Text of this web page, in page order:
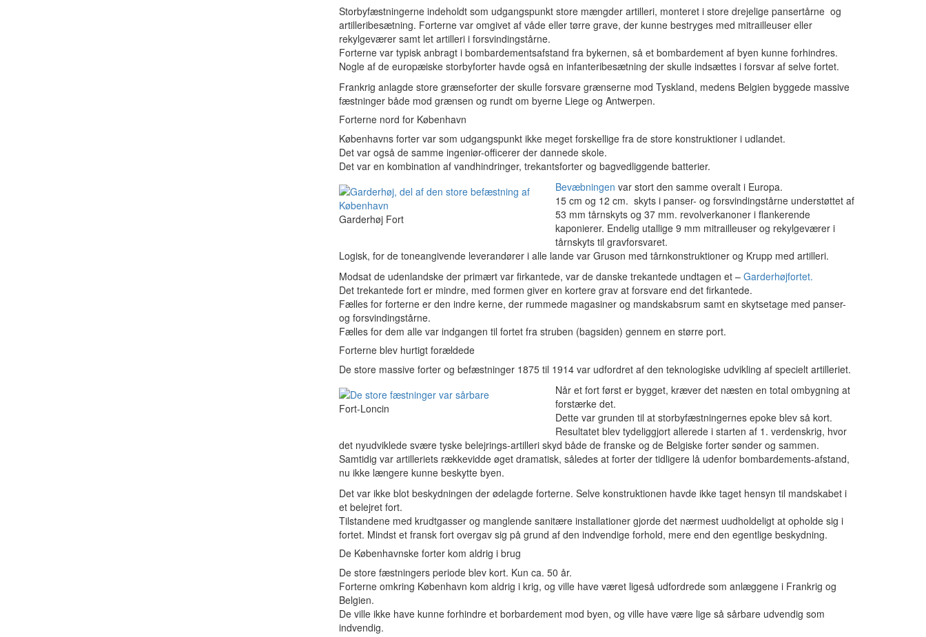
Storbyfæstningerne indeholdt som udgangspunkt store mængder artilleri, monteret i store drejelige pansertårne og
artilleribesætning. Forterne var omgivet af våde eller tørre grave, der kunne bestryges med mitrailleuser eller
rekylgeværer samt let artilleri i forsvindingstårne.
Forterne var typisk anbragt i bombardementsafstand fra bykernen, så et bombardement af byen kunne forhindres.
Nogle af de europæiske storbyforter havde også en infanteribesætning der skulle indsættes i forsvar af selve fortet.
Frankrig anlagde store grænseforter der skulle forsvare grænserne mod Tyskland, medens Belgien byggede massive
fæstninger både mod grænsen og rundt om byerne Liege og Antwerpen.
Forterne nord for København
Københavns forter var som udgangspunkt ikke meget forskellige fra de store konstruktioner i udlandet.
Det var også de samme ingeniør-officerer der dannede skole.
Det var en kombination af vandhindringer, trekantsforter og bagvedliggende batterier.
Garderhøj Fort
Bevæbningen var stort den samme overalt i Europa.
15 cm og 12 cm. skyts i panser- og forsvindingstårne understøttet af
53 mm tårnskyts og 37 mm. revolverkanoner i flankerende
kaponierer. Endelig utallige 9 mm mitrailleuser og rekylgeværer i
tårnskyts til gravforsvaret.
Logisk, for de toneangivende leverandører i alle lande var Gruson med tårnkonstruktioner og Krupp med artilleri.
Modsat de udenlandske der primært var firkantede, var de danske trekantede undtagen et – Garderhøjfortet.
Det trekantede fort er mindre, med formen giver en kortere grav at forsvare end det firkantede.
Fælles for forterne er den indre kerne, der rummede magasiner og mandskabsrum samt en skytsetage med panser-
og forsvindingstårne.
Fælles for dem alle var indgangen til fortet fra struben (bagsiden) gennem en større port.
Forterne blev hurtigt forældede
De store massive forter og befæstninger 1875 til 1914 var udfordret af den teknologiske udvikling af specielt artilleriet.
Fort-Loncin
Når et fort først er bygget, kræver det næsten en total ombygning at
forstærke det.
Dette var grunden til at storbyfæstningernes epoke blev så kort.
Resultatet blev tydeliggjort allerede i starten af 1. verdenskrig, hvor
det nyudviklede svære tyske belejrings-artilleri skyd både de franske og de Belgiske forter sønder og sammen.
Samtidig var artilleriets rækkevidde øget dramatisk, således at forter der tidligere lå udenfor bombardements-afstand,
nu ikke længere kunne beskytte byen.
Det var ikke blot beskydningen der ødelagde forterne. Selve konstruktionen havde ikke taget hensyn til mandskabet i
et belejret fort.
Tilstandene med krudtgasser og manglende sanitære installationer gjorde det nærmest uudholdeligt at opholde sig i
fortet. Mindst et fransk fort overgav sig på grund af den indvendige forhold, mere end den egentlige beskydning.
De Københavnske forter kom aldrig i brug
De store fæstningers periode blev kort. Kun ca. 50 år.
Forterne omkring København kom aldrig i krig, og ville have været ligeså udfordrede som anlæggene i Frankrig og
Belgien.
De ville ikke have kunne forhindre et borbardement mod byen, og ville have være lige så sårbare udvendig som
indvendig.